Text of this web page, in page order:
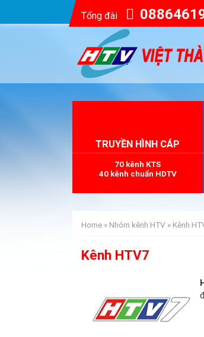
Tổng đài
TRUYỀN HÌNH CÁP
70 kênh KTS
40 kênh chuẩn HDTV
Home » Nhóm kênh HTV » Kênh
Kênh HTV7